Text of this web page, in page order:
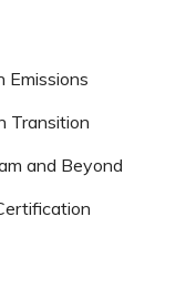
Emissions
Transition
and Beyond